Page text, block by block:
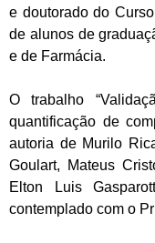
e doutorado do
de alunos de
e de Farmácia.
O trabalho
quantificação de
autoria de Murilo
Goulart, Mateus
Elton Luis
contemplado com o